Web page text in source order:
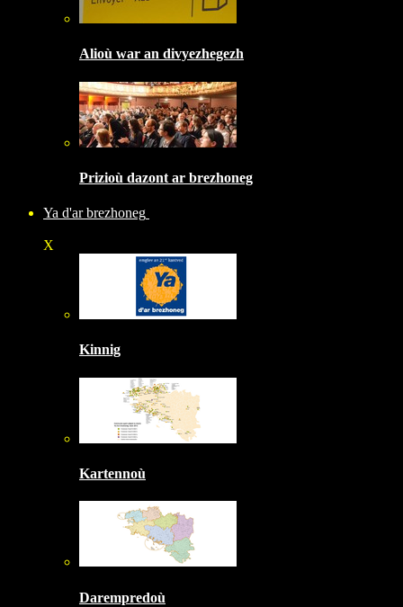
Alioù war an divyezhegezh
Prizioù dazont ar brezhoneg
Ya d'ar brezhoneg
X
Kinnig
Kartennoù
Darempredoù